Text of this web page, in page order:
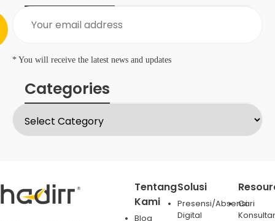
* You will receive the latest news and updates
Categories
Tentang
Kami
Blog
Solusi
Presensi/Absensi
Digital
Cari